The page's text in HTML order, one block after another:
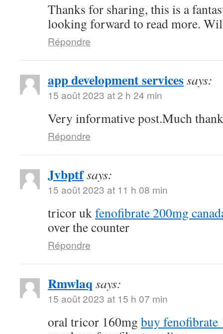
Thanks for sharing, this is a
looking forward to read more.
Répondre
app development servicessays:
15 août 2023 at 2 h 24 min
Very informative post.Much
Répondre
Jvbptfsays:
15 août 2023 at 11 h 08 min
tricor ukfenofibrate 200mg
over the counter
Répondre
Rmwlaq says:
15 août 2023 at 15 h 07 min
oral tricor 160mg buy fenofibrate